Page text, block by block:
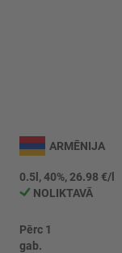
uz
galerijas
sākumu
ARMĒNIJA
0.5l, 40%, 26.98 €/l
NOLIKTAVĀ
Pērc 1
gab.